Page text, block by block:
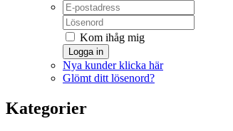
Kom ihåg mig
Logga in
Nya kunder klicka här
Glömt ditt lösenord?
Kategorier